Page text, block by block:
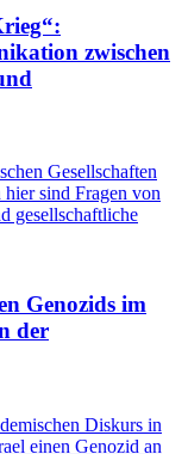
zwischen
Gesellschaften
hier sind Fragen von
gesellschaftliche
Genozids im
der
Diskurs in
einen Genozid an